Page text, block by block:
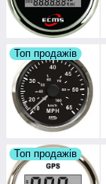
Топ продажів
Топ продажів